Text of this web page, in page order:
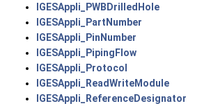
IGESAppli_PWBDrilledHole
IGESAppli_PartNumber
IGESAppli_PinNumber
IGESAppli_PipingFlow
IGESAppli_Protocol
IGESAppli_ReadWriteModule
IGESAppli_ReferenceDesignator